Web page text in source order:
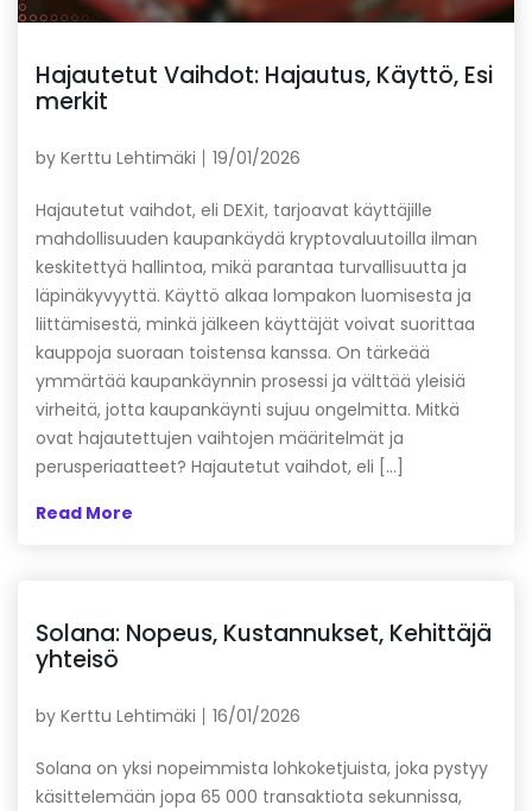
Hajautetut Vaihdot: Hajautus, Käyttö, Esi
merkit
by Kerttu Lehtimäki 19/01/2026
Hajautetut vaihdot, eli DEXit, tarjoavat käyttäjille
mahdollisuuden kaupankäydä kryptovaluutoilla ilman
keskitettyä hallintoa, mikä parantaa turvallisuutta ja
läpinäkyvyyttä. Käyttö alkaa lompakon luomisesta ja
liittämisestä, minkä jälkeen käyttäjät voivat suorittaa
kauppoja suoraan toistensa kanssa. On tärkeää
ymmärtää kaupankäynnin prosessi ja välttää yleisiä
virheitä, jotta kaupankäynti sujuu ongelmitta. Mitkä
ovat hajautettujen vaihtojen määritelmät ja
perusperiaatteet? Hajautetut vaihdot, eli […]
Read More
Solana: Nopeus, Kustannukset, Kehittäjä
yhteisö
by Kerttu Lehtimäki 16/01/2026
Solana on yksi nopeimmista lohkoketjuista, joka pystyy
käsittelemään jopa 65 000 transaktiota sekunnissa,